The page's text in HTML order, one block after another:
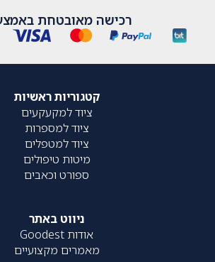
רכישה מאובטחת
קטגוריות ראשיות
ציוד למקעקעים
ציוד למספרות
ציוד למטפלים
מיטות טיפולים
ספורט וכאבים
ניווט באתר
אודות Goodest
מאמרים מקצועיים